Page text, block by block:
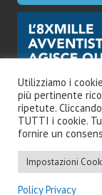
Copyright ©
Utilizziamo i
più pertinente
ripetute.
TUTTI i cookie.
fornire un
Impostazioni
Policy Privacy